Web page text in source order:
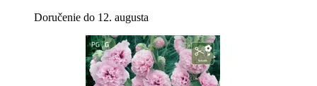
Doručenie do 12. augusta